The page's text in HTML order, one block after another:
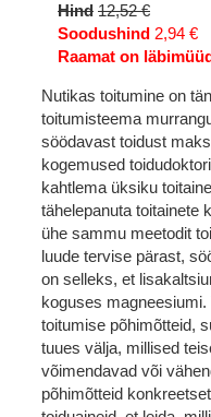
Hind 12,52 €
Soodushind 2,94 €
Raamat on
Nutikas toitumine on
toitumisteema
söödavast toidust
kogemused
kahtlema üksiku
tähelepanuta toitainete
ühe sammu meetodit
luude tervise pärast,
on selleks, et
koguses magneesiumi.
toitumise põhimõtteid,
tuues välja, millised
võimendavad või
põhimõtteid